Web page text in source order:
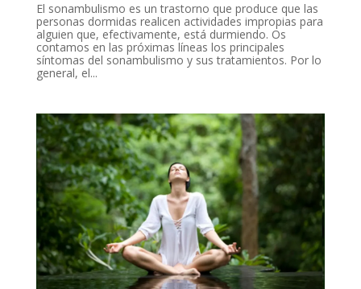
El sonambulismo es un trastorno que produce que las
personas dormidas realicen actividades impropias para
alguien que, efectivamente, está durmiendo. Os
contamos en las próximas líneas los principales
síntomas del sonambulismo y sus tratamientos. Por lo
general, el...